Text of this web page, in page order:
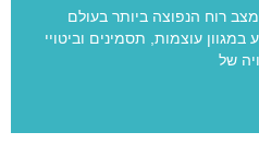
רוח הנפוצה ביותר בעולם
עוצמות, תסמינים וביטויי
של